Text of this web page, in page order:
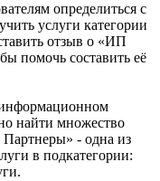
определиться с
услуги категории
отзыв о «ИП
помочь составить её
найти множество
- одна из
в подкатегории: